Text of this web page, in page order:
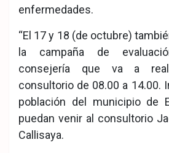
enfermedades.
“El 17 y 18 (de octubre)
la campaña de
consejería que va a
consultorio de 08.00 a 14.00.
población del municipio de
puedan venir al consultorio
Callisaya.